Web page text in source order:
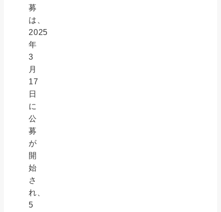
募
は、
2025
年
3
月
17
日
に
公
募
が
開
始
さ
れ、
5